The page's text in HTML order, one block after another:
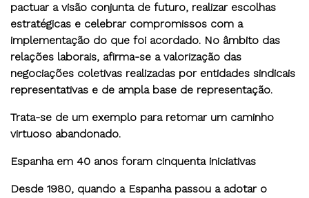
pactuar a visão conjunta de futuro, realizar escolhas
estratégicas e celebrar compromissos com a
implementação do que foi acordado. No âmbito das
relações laborais, afirma-se a valorização das
negociações coletivas realizadas por entidades sindicais
representativas e de ampla base de representação.
Trata-se de um exemplo para retomar um caminho
virtuoso abandonado.
Espanha em 40 anos foram cinquenta iniciativas
Desde 1980, quando a Espanha passou a adotar o